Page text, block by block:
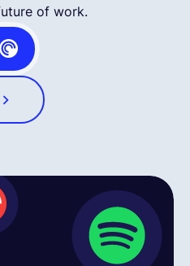
une démo
of work.